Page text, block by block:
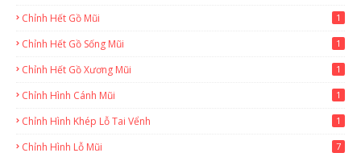
Chỉnh Hết Gồ Mũi 1
Chỉnh Hết Gồ Sống Mũi 1
Chỉnh Hết Gồ Xương Mũi 1
Chỉnh Hình Cánh Mũi 1
Chỉnh Hình Khép Lỗ Tai Vểnh 1
Chỉnh Hình Lỗ Mũi 7